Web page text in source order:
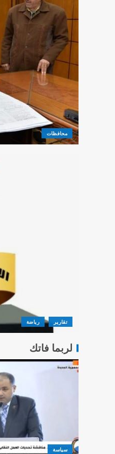
محافظات
تقارير رياضة
لربما فاتك
سياسة